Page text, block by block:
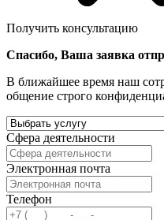
Получить консультацию
Спасибо, Ваша заявка
В ближайшее время наш
общение строго
Сфера деятельности
Электронная почта
Телефон